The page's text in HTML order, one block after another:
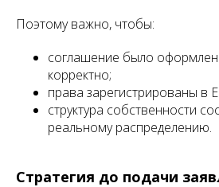
Поэтому важно, чтобы:
соглашение было
корректно;
права зарегистрированы в
структура собственности
реальному распределению.
Стратегия до подачи